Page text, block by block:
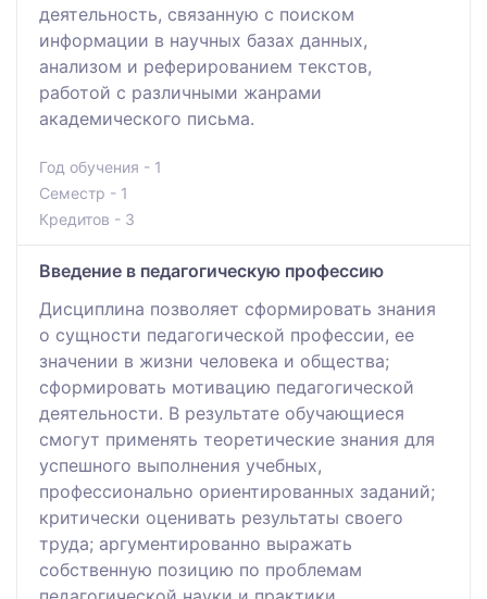
деятельность, связанную с поиском
информации в научных базах данных,
анализом и реферированием текстов,
работой с различными жанрами
академического письма.
Год обучения - 1
Семестр - 1
Кредитов - 3
Введение в педагогическую профессию
Дисциплина позволяет сформировать знания
о сущности педагогической профессии, ее
значении в жизни человека и общества;
сформировать мотивацию педагогической
деятельности. В результате обучающиеся
смогут применять теоретические знания для
успешного выполнения учебных,
профессионально ориентированных заданий;
критически оценивать результаты своего
труда; аргументированно выражать
собственную позицию по проблемам